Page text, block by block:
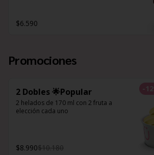
$6.590
Promociones
-12
2 Dobles 🌟Popular
2 helados de 170 ml con 2 fruta a
elección cada uno
$8.990$10.180